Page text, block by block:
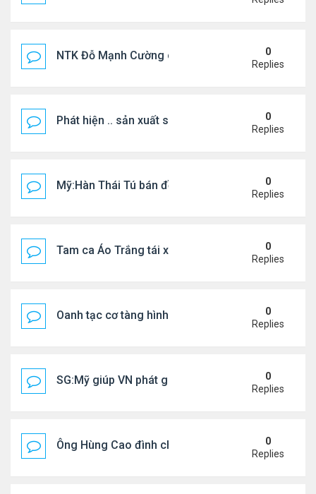
NTK Đỗ Mạnh Cường chi 100 triệu đồng thuê...
0
Replies
Phát hiện .. sản xuất sữa 'pha bột giặt'
0
Replies
Mỹ:Hàn Thái Tú bán đồ ăn online mưu sinh
0
Replies
Tam ca Áo Trắng tái xuất trên sân khấu
0
Replies
Oanh tạc cơ tàng hình đáng sợ nhất thế giới
0
Replies
SG:Mỹ giúp VN phát giác xưởng sản xuất giày
0
Replies
Ông Hùng Cao đình chỉ công tác quan chức 'nói
0
Replies